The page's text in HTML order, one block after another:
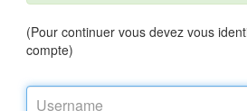
(Pour continuer vous devez vous
compte)